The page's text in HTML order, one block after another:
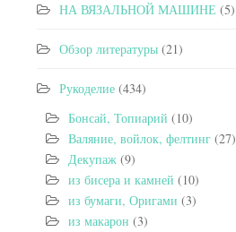
НА ВЯЗАЛЬНОЙ МАШИНЕ (5)
Обзор литературы (21)
Рукоделие (434)
Бонсай, Топиарий (10)
Валяние, войлок, фелтинг (27)
Декупаж (9)
из бисера и камней (10)
из бумаги, Оригами (3)
из макарон (3)